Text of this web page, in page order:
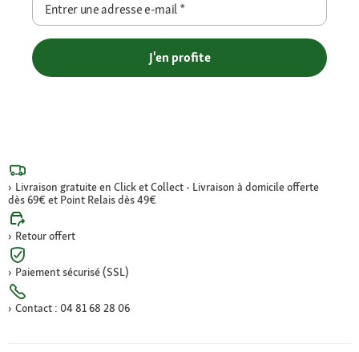
Entrer une adresse e-mail*
J'en profite
Livraison gratuite en Click et Collect - Livraison à domicile offerte
dès 69€ et Point Relais dès 49€
Retour offert
Paiement sécurisé (SSL)
Contact : 04 81 68 28 06